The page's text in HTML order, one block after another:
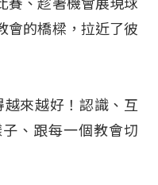
賽、趁著機會展現球
會的橋樑，拉近了彼
來越好！認識、互
、跟每一個教會切